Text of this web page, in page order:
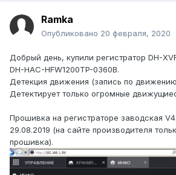
Ramka
Опубликовано 20 февраля, 2020
Добрый день, купили регистратор DH-
DH-HAC-HFW1200TP-0360B.
Детекция движения (запись по
Детектирует только огромные
Прошивка на регистраторе заводская
29.08.2019 (на сайте производителя
прошивка).